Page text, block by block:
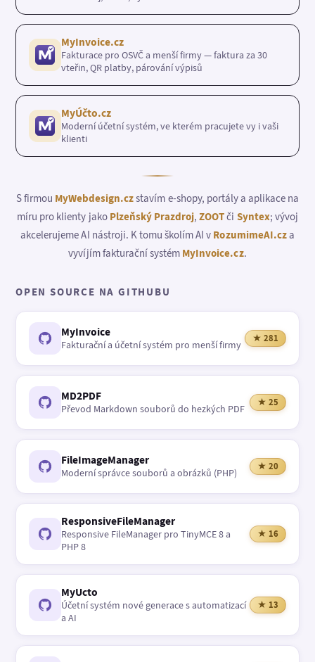
MyInvoice.cz
Fakturace pro OSVČ a menší firmy — faktura za 30
vteřin, QR platby, párování výpisů
MyÚčto.cz
Moderní účetní systém, ve kterém pracujete vy i vaši
klienti
S firmou MyWebdesign.czstavím e-shopy, portály a aplikace na
míru pro klienty jako Plzeňský Prazdroj,ZOOTči Syntex; vývoj
akcelerujeme AI nástroji. K tomu školím AI v RozumimeAI.cza
vyvíjím fakturační systém MyInvoice.cz.
OPEN SOURCE NA GITHUBU
MyInvoice
Fakturační a účetní systém pro menší firmy
★ 281
MD2PDF
Převod Markdown souborů do hezkých PDF
★ 25
FileImageManager
Moderní správce souborů a obrázků (PHP)
★ 20
ResponsiveFileManager
Responsive FileManager pro TinyMCE 8 a
PHP 8
★ 16
MyUcto
Účetní systém nové generace s automatizací
a AI
★ 13